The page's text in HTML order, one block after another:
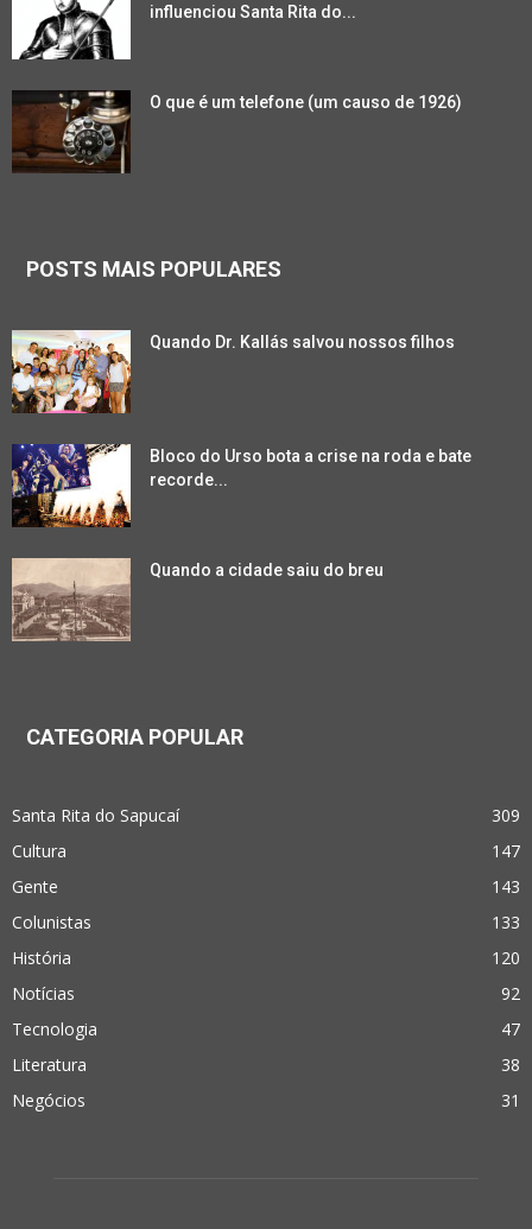
influenciou Santa Rita do...
O que é um telefone (um causo de 1926)
POSTS MAIS POPULARES
Quando Dr. Kallás salvou nossos filhos
Bloco do Urso bota a crise na roda e bate
recorde...
Quando a cidade saiu do breu
CATEGORIA POPULAR
Santa Rita do Sapucaí
309
Cultura
147
Gente
143
Colunistas
133
História
120
Notícias
92
Tecnologia
47
Literatura
38
Negócios
31